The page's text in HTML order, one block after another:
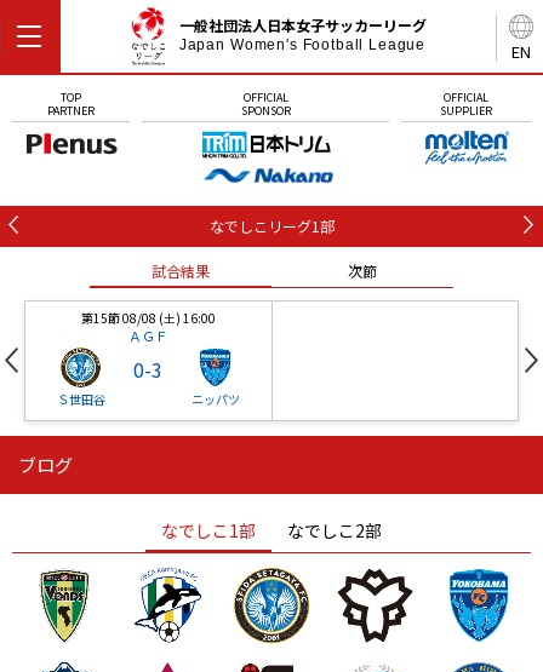
EN
一般社団法人日本女子サッカーリーグ
Japan Women's Football League
TOP
PARTNER
OFFICIAL
SPONSOR
OFFICIAL
SUPPLIER
なでしこリーグ1部
試合結果 次節
第15節 08/08 (土) 16:00
ＡＧＦ
Ｓ世田谷
0-3
ニッパツ
ニッパツ
ニッパツ 名古屋
石人の星
静岡 愛媛Ｌ
ブログ
なでしこ1部 なでしこ2部